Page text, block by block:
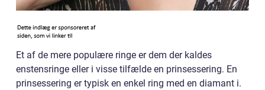
Et af de mere populære ringe er dem der kaldes
enstensringe eller i visse tilfælde en prinsessering. En
prinsessering er typisk en enkel ring med en diamant i.